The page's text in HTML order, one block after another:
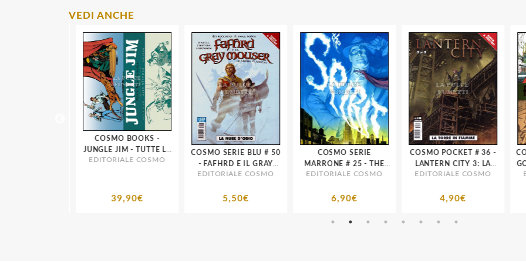
VEDI ANCHE
COSMO BOOKS -
JUNGLE JIM - TUTTE LE
TAVOLE DOMENICALI:
EDITORIALE COSMO
39,90€
COSMO SERIE BLU # 50
- FAFHRD E IL GRAY
MOUSER - LE STORIE
D'ODIO
EDITORIALE COSMO
5,50€
COSMO SERIE
MARRONE # 25 - THE
SPIRIT 1: CHI HA
VARIANT
EDITORIALE COSMO
6,90€
COSMO POCKET # 36 -
LANTERN CITY 3: LA
TORRE IN FIAMME
EDITORIALE COSMO
4,90€